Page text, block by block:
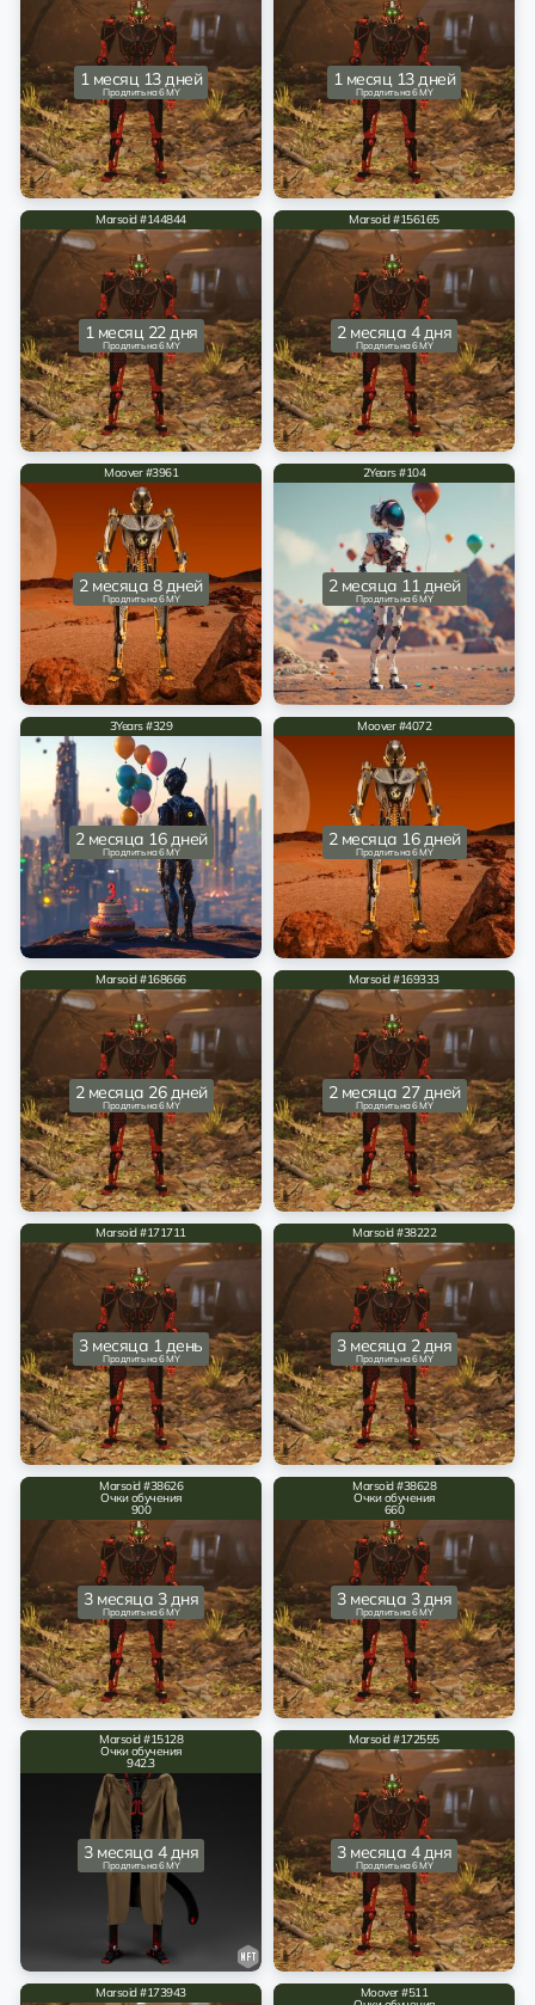
1 месяц 13 дней
Продлить на 6 MY
1 месяц 13 дней
Продлить на 6 MY
Marsoid #144844
1 месяц 22 дня
Продлить на 6 MY
Marsoid #156165
2 месяца 4 дня
Продлить на 6 MY
Moover #3961
2 месяца 8 дней
Продлить на 6 MY
2Years #104
2 месяца 11 дней
Продлить на 6 MY
3Years #329
2 месяца 16 дней
Продлить на 6 MY
Moover #4072
2 месяца 16 дней
Продлить на 6 MY
Marsoid #168666
2 месяца 26 дней
Продлить на 6 MY
Marsoid #169333
2 месяца 27 дней
Продлить на 6 MY
Marsoid #171711
3 месяца 1 день
Продлить на 6 MY
Marsoid #38222
3 месяца 2 дня
Продлить на 6 MY
Marsoid #38626
Очки обучения
900
3 месяца 3 дня
Продлить на 6 MY
Marsoid #38628
Очки обучения
660
3 месяца 3 дня
Продлить на 6 MY
Marsoid #15128
Очки обучения
942.3
3 месяца 4 дня
Продлить на 6 MY
Marsoid #172555
3 месяца 4 дня
Продлить на 6 MY
Marsoid #173943 Moover #511